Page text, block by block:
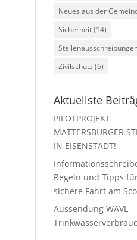
Neues aus der
Sicherheit(14)
Zivilschutz (6)
Aktuellste
PILOTPROJEKT
MATTERSBURGER
IN EISENSTADT!
Regeln und Tipps
sichere Fahrt am
Aussendung WAVL